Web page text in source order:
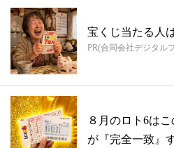
宝くじ当たる人
PR(合同会社デジタル
８月のロト6は
が『完全一致』